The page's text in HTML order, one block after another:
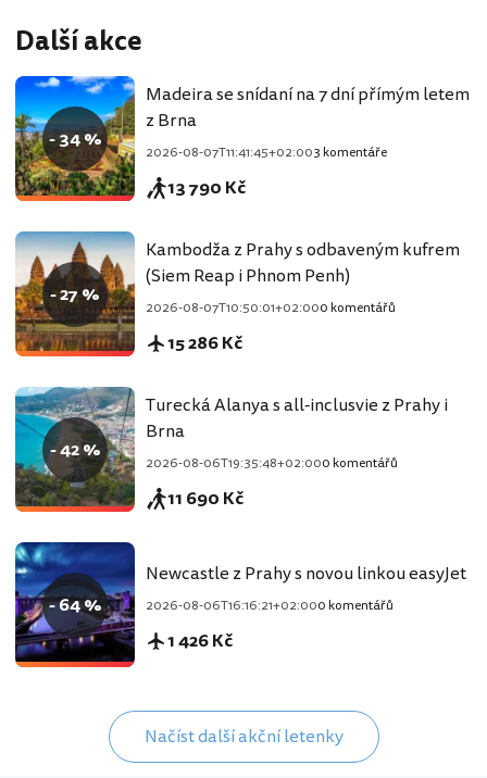
Další akce
- 34 %
Madeira se snídaní na 7 dní přímým letem
z Brna
2026-08-07T11:41:45+02:003 komentáře
13 790 Kč
- 27 %
Kambodža z Prahy s odbaveným kufrem
(Siem Reap i Phnom Penh)
2026-08-07T10:50:01+02:000 komentářů
15 286 Kč
- 42 %
Turecká Alanya s all-inclusvie z Prahy i
Brna
2026-08-06T19:35:48+02:000 komentářů
11 690 Kč
- 64 %
Newcastle z Prahy s novou linkou easyJet
2026-08-06T16:16:21+02:000 komentářů
1 426 Kč
Načíst další akční letenky